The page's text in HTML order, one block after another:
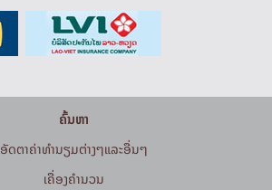
ຄົ້ນຫາ
ອັດຕາຄ່າທຳນຽມຕ່າງໆແລະອື່ນໆ
ເຄື່ອງຄຳນວນ